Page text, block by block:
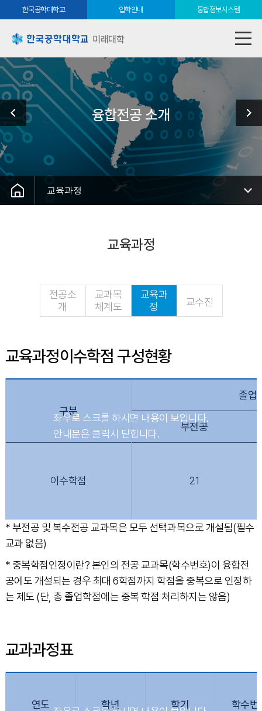
한국공학대학교 입학안내 통합정보시스템
미래대학
융합전공 소개
교육과정
교육과정
전공소
개
교과목
체계도
교육과
정
교수진
교육과정이수학점 구성현황
구분
졸업
부전공
이수학점 21
* 부전공 및 복수전공 교과목은 모두 선택과목으로 개설됨(필수
교과 없음)
* 중복학점인정이란? 본인의 전공 교과목(학수번호)이 융합전
공에도 개설되는 경우 최대 6학점까지 학점을 중복으로 인정하
는 제도 (단, 총 졸업학점에는 중복 학점 처리하지는 않음)
교과과정표
연도 학년 학기 학수번